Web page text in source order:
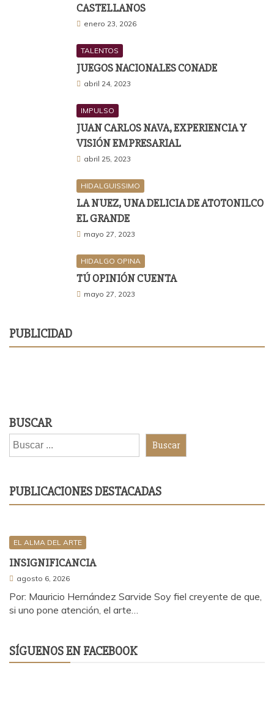
CASTELLANOS
enero 23, 2026
TALENTOS
JUEGOS NACIONALES CONADE
abril 24, 2023
IMPULSO
JUAN CARLOS NAVA, EXPERIENCIA Y
VISIÓN EMPRESARIAL
abril 25, 2023
HIDALGUISSIMO
LA NUEZ, UNA DELICIA DE ATOTONILCO
EL GRANDE
mayo 27, 2023
HIDALGO OPINA
TÚ OPINIÓN CUENTA
mayo 27, 2023
PUBLICIDAD
BUSCAR
Buscar
PUBLICACIONES DESTACADAS
EL ALMA DEL ARTE
INSIGNIFICANCIA
agosto 6, 2026
Por: Mauricio Hernández Sarvide Soy fiel creyente de que,
si uno pone atención, el arte…
SÍGUENOS EN FACEBOOK